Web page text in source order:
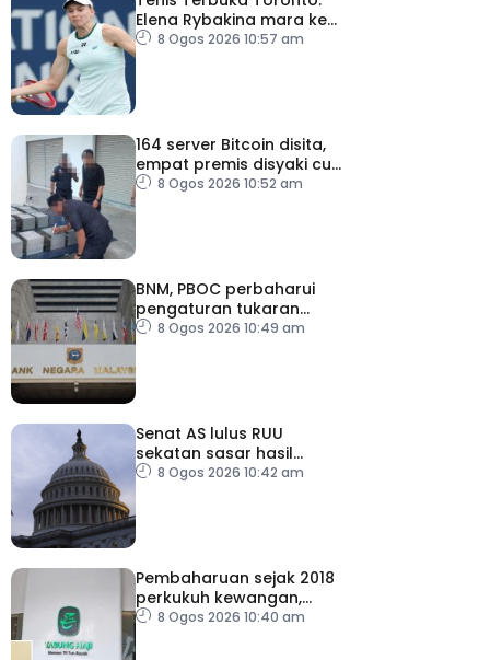
Elena Rybakina mara ke
pusingan keempat
8 Ogos 2026 10:57 am
164 server Bitcoin disita,
empat premis disyaki curi
elektrik
8 Ogos 2026 10:52 am
BNM, PBOC perbaharui
pengaturan tukaran
mata wang hingga 2031
8 Ogos 2026 10:49 am
Senat AS lulus RUU
sekatan sasar hasil
tenaga Rusia
8 Ogos 2026 10:42 am
Pembaharuan sejak 2018
perkukuh kewangan,
tadbir urus TH – Pakar
8 Ogos 2026 10:40 am